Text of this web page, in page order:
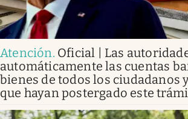
Atención. Oficial | Las
automáticamente las cuentas
bienes de todos los ciudadanos
que hayan postergado este